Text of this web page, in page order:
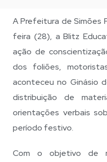
A Prefeitura de Simões
feira (28), a Blitz
ação de
dos foliões,
aconteceu no Ginásio
distribuição de
orientações verbais
período festivo.
Com o objetivo de